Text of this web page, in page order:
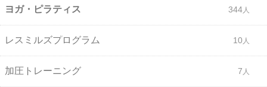
ヨガ・ピラティス 344
レスミルズプログラム 10
加圧トレーニング 7